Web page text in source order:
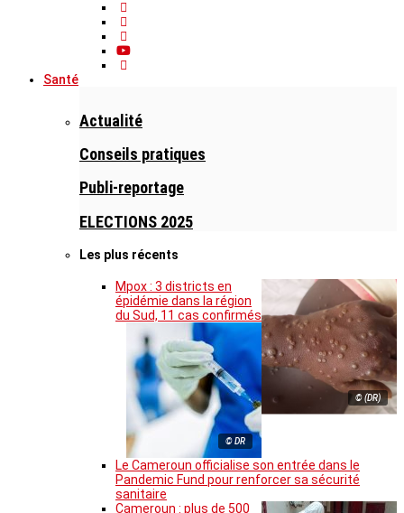
Santé
Actualité
Conseils pratiques
Publi-reportage
ELECTIONS 2025
Les plus récents
© (DR)
Mpox : 3 districts en
épidémie dans la région
du Sud, 11 cas confirmés
© DR
Le Cameroun officialise son entrée dans le
Pandemic Fund pour renforcer sa sécurité
sanitaire
Cameroun : plus de 500